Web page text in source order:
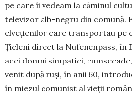
pe care îi vedeam la căminul
televizor alb-negru din comună.
elvețienilor care transportau pe
Țicleni direct la Nufenenpass, în
acei domni simpatici,
venit după ruși, în anii 60,
în miezul comunist al vieții